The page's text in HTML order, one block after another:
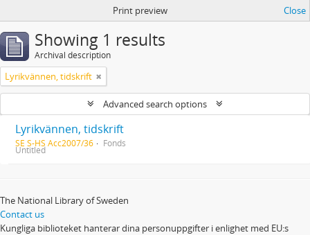
Print preview Close
Showing 1 results
Archival description
Lyrikvännen, tidskrift
Advanced search options
Lyrikvännen, tidskrift
SE S-HS Acc2007/36 Fonds
Untitled
The National Library of Sweden
Contact us
Kungliga biblioteket hanterar dina personuppgifter i enlighet med EU:s